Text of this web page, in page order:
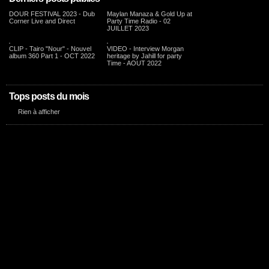
DOUR FESTIVAL 2023 - Dub
Corner Live and Direct
Maylan Manaza & Gold Up at
Party Time Radio - 02
JUILLET 2023
CLIP - Tairo "Nour" - Nouvel
album 360 Part 1 - OCT 2022
VIDEO - Interview Morgan
heritage by Jahill for party
Time - AOUT 2022
Tops posts du mois
Rien à afficher